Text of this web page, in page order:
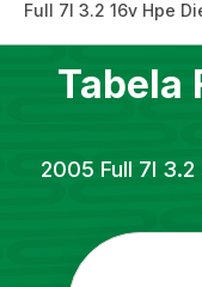
Full 7l 3.2 16v Hpe
Tabela
2005 Full 7l